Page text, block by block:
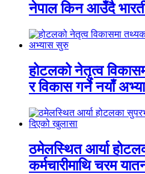
नेपाल किन आउँदै
होटलको नेतृत्व
र विकास गर्ने नयाँ
ठमेलस्थित आर्या
कर्मचारीमाथि चरम